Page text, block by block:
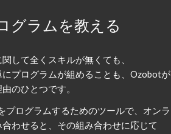
グラムを教える
して全くスキルが無くても、
プログラムが組めることも、Ozobotが
のひとつです。
プログラムするためのツールで、オンラ
わせると、その組み合わせに応じて